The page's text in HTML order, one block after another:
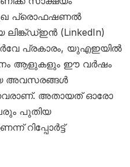
പ്രൊഫഷണൽ
ലിങ്ക്ഡ്ഇൻ (LinkedIn)
പ്രകാരം, യുഎഇയിൽ
ആളുകളും ഈ വർഷം
അവസരങ്ങൾ
അതായത് ഓരോ
പുതിയ
റിപ്പോർട്ട്